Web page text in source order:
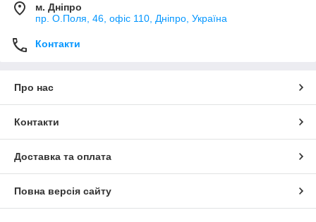
м. Дніпро
пр. О.Поля, 46, офіс 110, Дніпро, Україна
Контакти
Про нас
Контакти
Доставка та оплата
Повна версія сайту